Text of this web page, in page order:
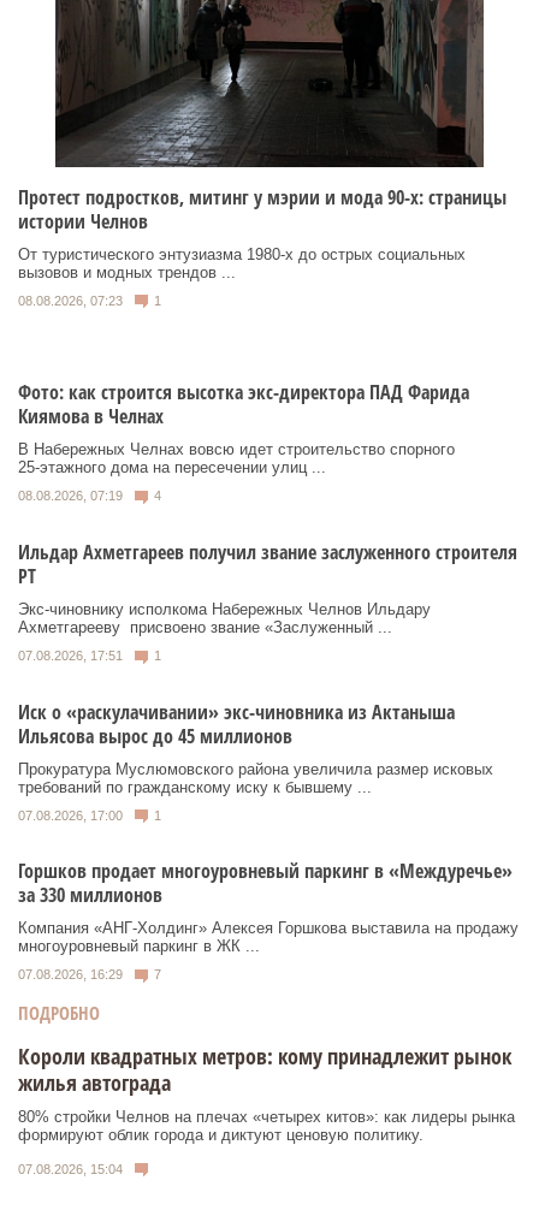
Протест подростков, митинг у мэрии и мода 90-х: страницы
истории Челнов
От туристического энтузиазма 1980‑х до острых социальных
вызовов и модных трендов ...
08.08.2026, 07:23 1
Фото: как строится высотка экс-директора ПАД Фарида
Киямова в Челнах
В Набережных Челнах вовсю идет строительство спорного
25‑этажного дома на пересечении улиц ...
08.08.2026, 07:19 4
Ильдар Ахметгареев получил звание заслуженного строителя
РТ
Экс‑чиновнику исполкома Набережных Челнов Ильдару
Ахметгарееву присвоено звание «Заслуженный ...
07.08.2026, 17:51 1
Иск о «раскулачивании» экс-чиновника из Актаныша
Ильясова вырос до 45 миллионов
Прокуратура Муслюмовского района увеличила размер исковых
требований по гражданскому иску к бывшему ...
07.08.2026, 17:00 1
Горшков продает многоуровневый паркинг в «Междуречье»
за 330 миллионов
Компания «АНГ-Холдинг» Алексея Горшкова выставила на продажу
многоуровневый паркинг в ЖК ...
07.08.2026, 16:29 7
ПОДРОБНО
Короли квадратных метров: кому принадлежит рынок
жилья автограда
80% стройки Челнов на плечах «четырех китов»: как лидеры рынка
формируют облик города и диктуют ценовую политику.
07.08.2026, 15:04